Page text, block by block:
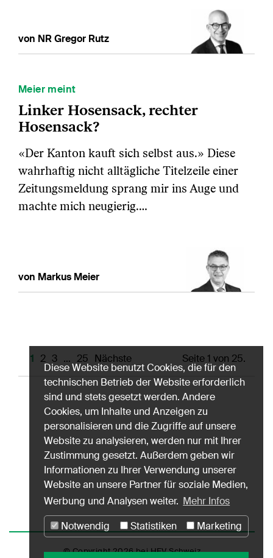
von NR Gregor Rutz
Meier meint
Linker Hosensack, rechter
Hosensack?
«Der Kanton kauft sich selbst aus.» Diese
wahrhaftig nicht alltägliche Titelzeile einer
Zeitungsmeldung sprang mir ins Auge und
machte mich neugierig.…
von Markus Meier
Seite 1 von 25.
1 2 3 … 25 Nächste
© Copyright 2026 bei HEV Schweiz
Diese Website benutzt Cookies, die für den
technischen Betrieb der Website erforderlich
sind und stets gesetzt werden. Andere
Cookies, um Inhalte und Anzeigen zu
personalisieren und die Zugriffe auf unsere
Website zu analysieren, werden nur mit Ihrer
Zustimmung gesetzt. Außerdem geben wir
Informationen zu Ihrer Verwendung unserer
Website an unsere Partner für soziale Medien,
Werbung und Analysen weiter. Mehr Infos
Notwendig
Statistiken Marketing